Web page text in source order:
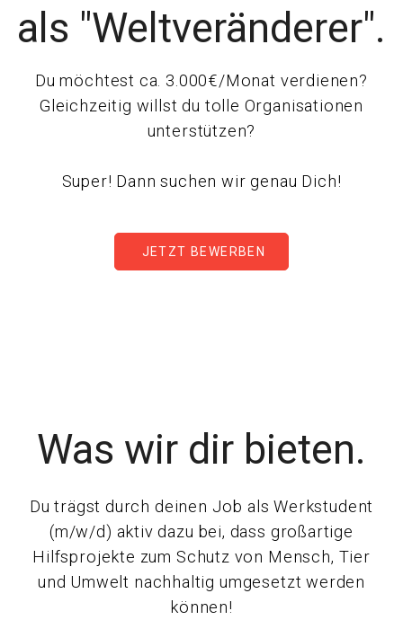
als "Weltveränderer".
Du möchtest ca. 3.000€/Monat verdienen?
Gleichzeitig willst du tolle Organisationen
unterstützen?
Super! Dann suchen wir genau Dich!
JETZT BEWERBEN
Was wir dir bieten.
Du trägst durch deinen Job als Werkstudent
(m/w/d) aktiv dazu bei, dass großartige
Hilfsprojekte zum Schutz von Mensch, Tier
und Umwelt nachhaltig umgesetzt werden
können!